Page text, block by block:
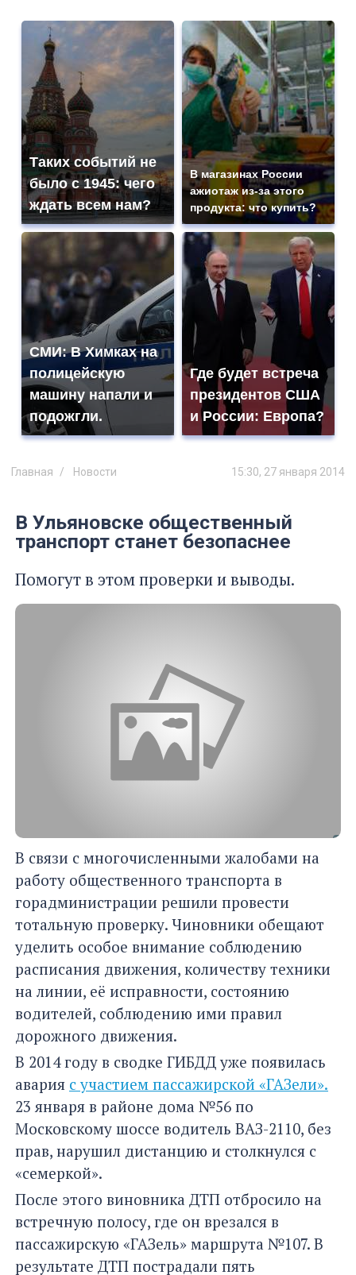
Таких событий не
было с 1945: чего
ждать всем нам?
В магазинах России
ажиотаж из-за этого
продукта: что купить?
СМИ: В Химках на
полицейскую
машину напали и
подожгли.
Где будет встреча
президентов США
и России: Европа?
Главная Новости 15:30, 27 января 2014
В Ульяновске общественный
транспорт станет безопаснее
Помогут в этом проверки и выводы.
В связи с многочисленными жалобами на
работу общественного транспорта в
горадминистрации решили провести
тотальную проверку. Чиновники обещают
уделить особое внимание соблюдению
расписания движения, количеству техники
на линии, её исправности, состоянию
водителей, соблюдению ими правил
дорожного движения.
В 2014 году в сводке ГИБДД уже появилась
авария с участием пассажирской «ГАЗели».
23 января в районе дома №56 по
Московскому шоссе водитель ВАЗ-2110, без
прав, нарушил дистанцию и столкнулся с
«семеркой».
После этого виновника ДТП отбросило на
встречную полосу, где он врезался в
пассажирскую «ГАЗель» маршрута №107. В
результате ДТП пострадали пять